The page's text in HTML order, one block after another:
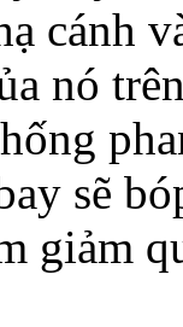
cánh
nó
sẽ
giảm